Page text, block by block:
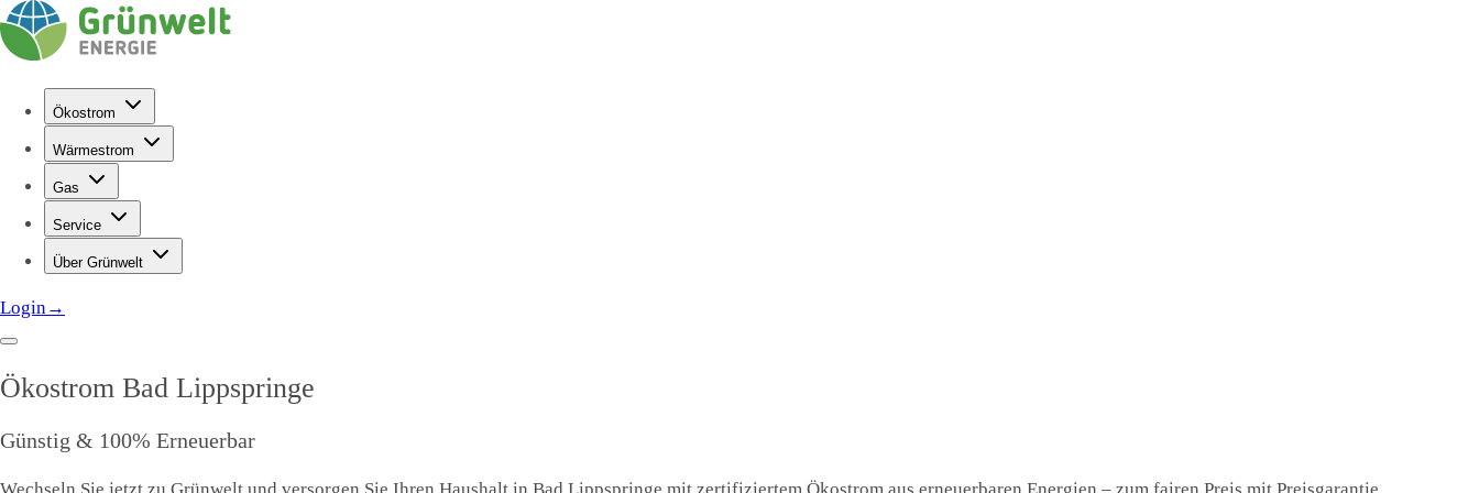
Ökostrom
Wärmestrom
Gas
Service
Über Grünwelt
Login→
Ökostrom Bad Lippspringe
Günstig & 100% Erneuerbar